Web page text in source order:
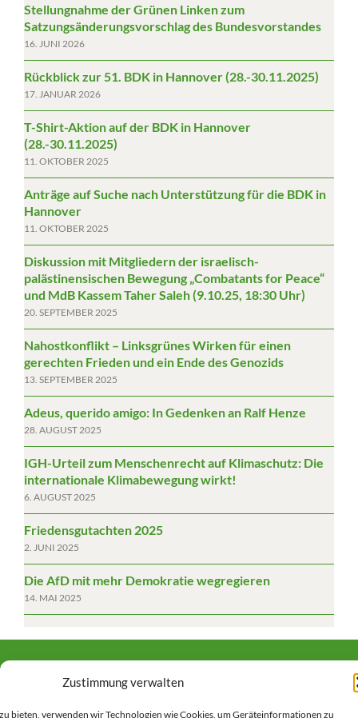
Zustimmung verwalten
bieten, verwenden wir Technologien wie Cookies, um Geräteinformationen zu
Stellungnahme der Grünen Linken zum
Satzungsänderungsvorschlag des Bundesvorstandes
16. JUNI 2026
Rückblick zur 51. BDK in Hannover (28.-30.11.2025)
17. JANUAR 2026
T-Shirt-Aktion auf der BDK in Hannover
(28.-30.11.2025)
11. OKTOBER 2025
Anträge auf Suche nach Unterstützung für die BDK in
Hannover
11. OKTOBER 2025
Diskussion mit Mitgliedern der israelisch-
palästinensischen Bewegung „Combatants for Peace“
und MdB Kassem Taher Saleh (9.10.25, 18:30 Uhr)
20. SEPTEMBER 2025
Nahostkonflikt – Linksgrünes Wirken für einen
gerechten Frieden und ein Ende des Genozids
13. SEPTEMBER 2025
Adeus, querido amigo: In Gedenken an Ralf Henze
28. AUGUST 2025
IGH-Urteil zum Menschenrecht auf Klimaschutz: Die
internationale Klimabewegung wirkt!
6. AUGUST 2025
Friedensgutachten 2025
2. JUNI 2025
Die AfD mit mehr Demokratie wegregieren
14. MAI 2025
Impressum/Datenschutz